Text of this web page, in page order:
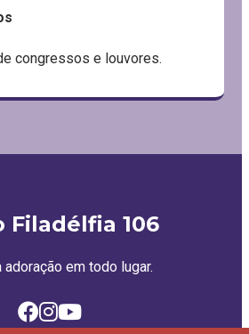
congressos e louvores.
Filadélfia 106
adoração em todo lugar.